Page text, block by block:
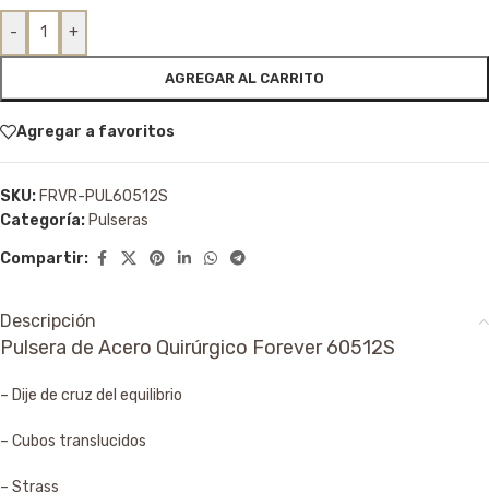
- +
AGREGAR AL CARRITO
Agregar a favoritos
SKU: FRVR-PUL60512S
Categoría: Pulseras
Compartir:
Descripción
Pulsera de Acero Quirúrgico Forever 60512S
– Dije de cruz del equilibrio
– Cubos translucidos
– Strass